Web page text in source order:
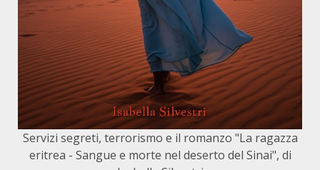
Servizi segreti, terrorismo e il romanzo "La ragazza
eritrea - Sangue e morte nel deserto del Sinai", di